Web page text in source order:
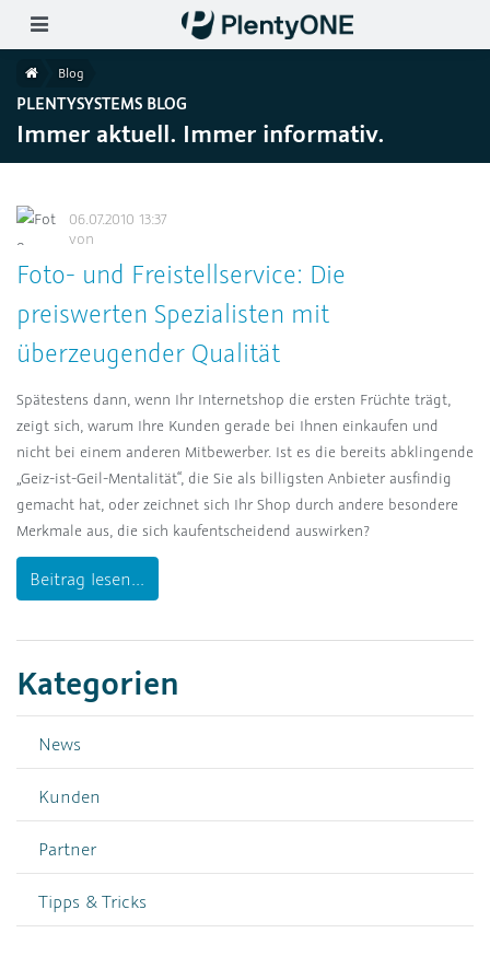
wählen (DE)
HomeBlog
PLENTYSYSTEMS BLOG
Immer aktuell. Immer informativ.
06.07.2010 13:37
von
Foto- und Freistellservice: Die
preiswerten Spezialisten mit
überzeugender Qualität
Spätestens dann, wenn Ihr Internetshop die ersten Früchte trägt,
zeigt sich, warum Ihre Kunden gerade bei Ihnen einkaufen und
nicht bei einem anderen Mitbewerber. Ist es die bereits abklingende
„Geiz-ist-Geil-Mentalität“, die Sie als billigsten Anbieter ausfindig
gemacht hat, oder zeichnet sich Ihr Shop durch andere besondere
Merkmale aus, die sich kaufentscheidend auswirken?
Beitrag lesen...
Kategorien
News
Kunden
Partner
Tipps & Tricks